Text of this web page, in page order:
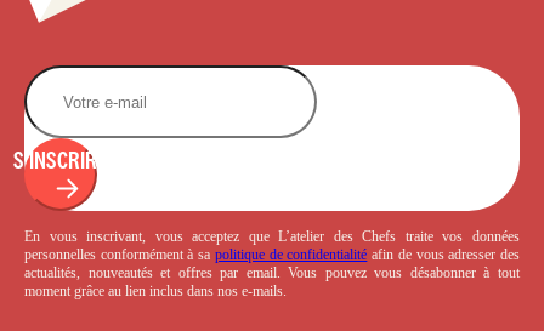
S'INSCRIRE
En vous inscrivant, vous acceptez que L’atelier des Chefs traite vos données
personnelles conformément à sa politique de confidentialité afin de vous adresser des
actualités, nouveautés et offres par email. Vous pouvez vous désabonner à tout
moment grâce au lien inclus dans nos e-mails.